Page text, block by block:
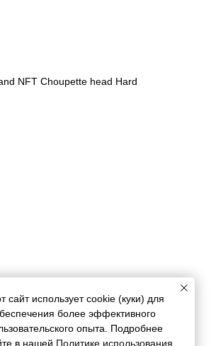
сайт использует cookie (куки) для
более эффективного
опыта. Подробнее
в нашей Политике использования
NFT Choupette head Hard